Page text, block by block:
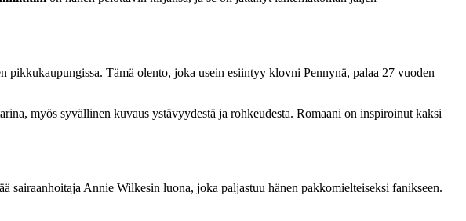
Tämä olento, joka usein esiintyy klovni Pennynä, palaa 27 vuoden
myös syvällinen kuvaus ystävyydestä ja rohkeudesta. Romaani on inspiroinut kaksi
Annie Wilkesin luona, joka paljastuu hänen pakkomielteiseksi fanikseen.